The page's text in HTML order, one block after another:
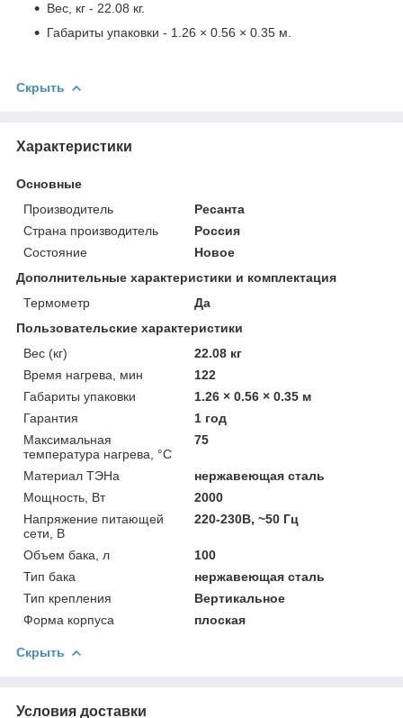
Вес, кг - 22.08 кг.
Габариты упаковки - 1.26 × 0.56 × 0.35 м.
Скрыть
Характеристики
Основные
Производитель
Ресанта
Страна производитель
Россия
Состояние
Новое
Дополнительные характеристики и комплектация
Термометр
Да
Пользовательские характеристики
Вес (кг)
22.08 кг
Время нагрева, мин
122
Габариты упаковки
1.26 × 0.56 × 0.35 м
Гарантия
1 год
Максимальная
температура нагрева, °С
75
Материал ТЭНа
нержавеющая сталь
Мощность, Вт
2000
Напряжение питающей
сети, В
220-230В, ~50 Гц
Объем бака, л
100
Тип бака
нержавеющая сталь
Тип крепления
Вертикальное
Форма корпуса
плоская
Скрыть
Условия доставки